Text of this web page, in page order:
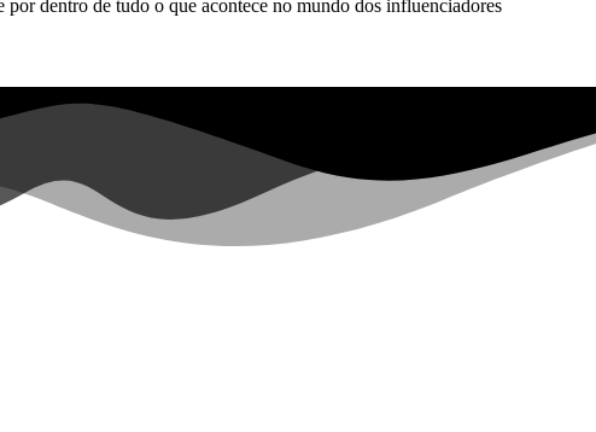
por dentro de tudo o que acontece no mundo dos influenciadores